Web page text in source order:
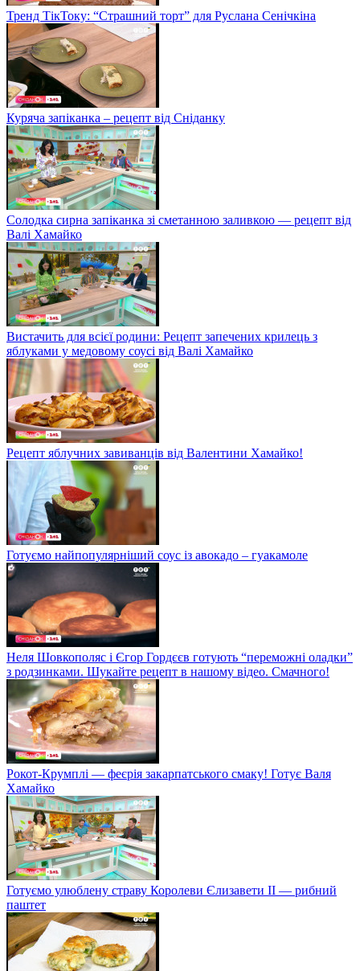
Тренд ТікТоку: “Страшний торт” для Руслана Сенічкіна
Куряча запіканка – рецепт від Сніданку
Солодка сирна запіканка зі сметанною заливкою — рецепт від
Валі Хамайко
Вистачить для всієї родини: Рецепт запечених крилець з
яблуками у медовому соусі від Валі Хамайко
Рецепт яблучних завиванців від Валентини Хамайко!
Готуємо найпопулярніший соус із авокадо – гуакамоле
Неля Шовкополяс і Єгор Гордєєв готують “переможні оладки”
з родзинками. Шукайте рецепт в нашому відео. Смачного!
Рокот-Крумплі — феєрія закарпатського смаку! Готує Валя
Хамайко
Готуємо улюблену страву Королеви Єлизавети II — рибний
паштет